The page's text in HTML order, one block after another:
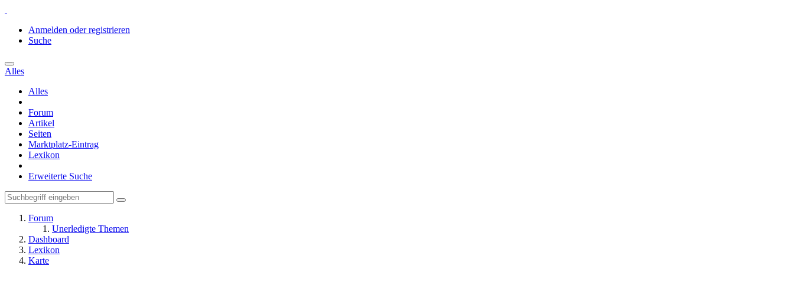
Anmelden oder registrieren
Suche
Alles
Alles
Forum
Artikel
Seiten
Marktplatz-Eintrag
Lexikon
Erweiterte Suche
Forum
Unerledigte Themen
Dashboard
Lexikon
Karte